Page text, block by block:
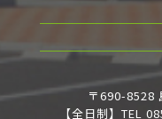
〒690-8528
【全日制】TEL